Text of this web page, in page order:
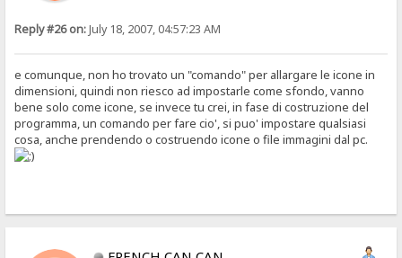
Reply #26 on:July 18, 2007, 04:57:23 AM
e comunque, non ho trovato un "comando" per allargare le icone in
dimensioni, quindi non riesco ad impostarle come sfondo, vanno
bene solo come icone, se invece tu crei, in fase di costruzione del
programma, un comando per fare cio', si puo' impostare qualsiasi
cosa, anche prendendo o costruendo icone o file immagini dal pc.